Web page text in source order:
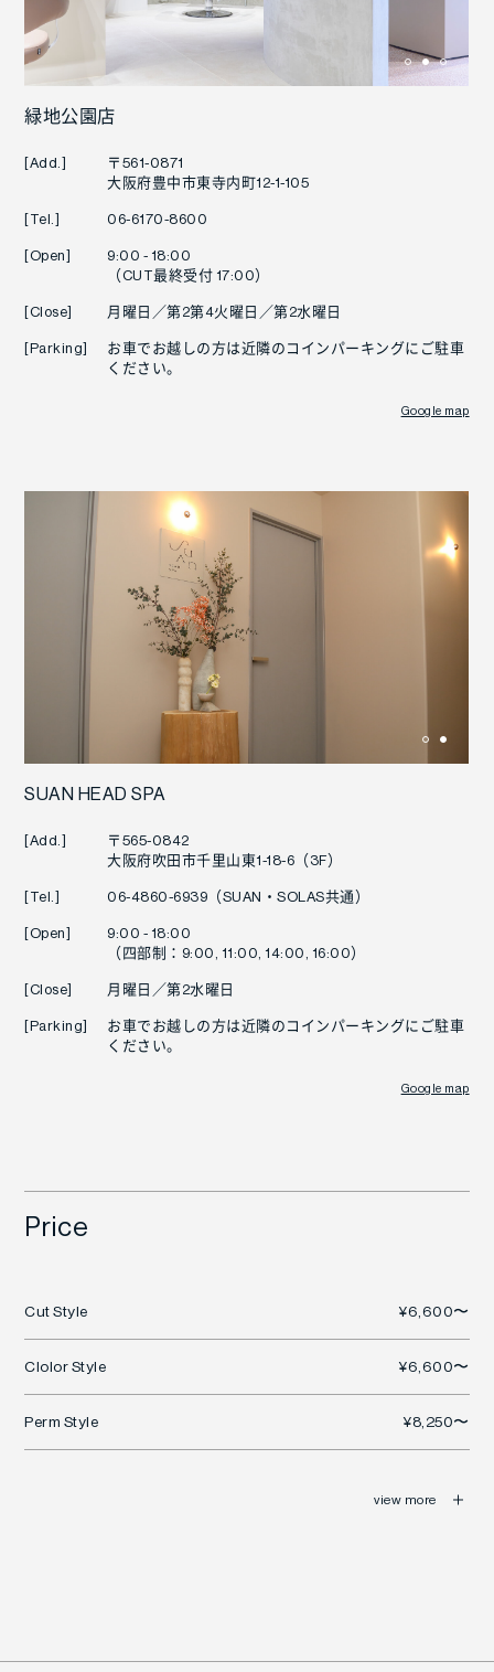
緑地公園店
[Add.]
〒561-0871
大阪府豊中市東寺内町12-1-105
[Tel.] 06-6170-8600
[Open]
9:00 - 18:00
（CUT最終受付 17:00）
[Close] 月曜日／第2第4火曜日／第2水曜日
[Parking]
お車でお越しの方は近隣のコインパーキングにご駐車
ください。
Google map
SUAN HEAD SPA
[Add.]
〒565-0842
大阪府吹田市千里山東1-18-6（3F）
[Tel.] 06-4860-6939 （SUAN・SOLAS共通）
[Open]
9:00 - 18:00
（四部制：9:00, 11:00, 14:00, 16:00）
[Close] 月曜日／第2水曜日
[Parking]
お車でお越しの方は近隣のコインパーキングにご駐車
ください。
Google map
Price
Cut Style ¥6,600〜
Clolor Style ¥6,600〜
Perm Style ¥8,250〜
view more